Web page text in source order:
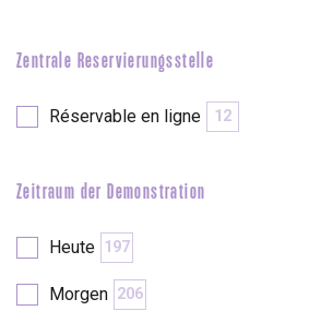
Seine
Duclair
Val-de-Scie
Zentrale Reservierungsstelle
Réservable en ligne 12
Zeitraum der Demonstration
Heute 197
Morgen 206